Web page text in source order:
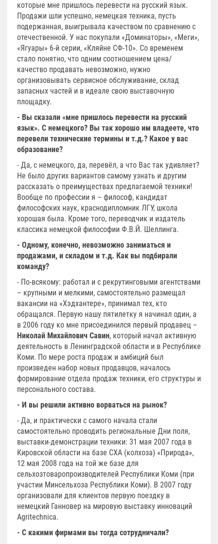
которые мне пришлось перевести на русский язык.
Продажи шли успешно, немецкая техника, пусть
подержанная, выигрывала качеством по сравнению с
отечественной. У нас покупали «Доминаторы», «Меги»,
«Ягуары» 6-й серии, «Кляйне СФ-10». Со временем
стало понятно, что одним соотношением цена/
качество продавать невозможно, нужно
организовывать сервисное обслуживание, склад
запасных частей и в идеале свою выставочную
площадку.
- Вы сказали «мне пришлось перевести на русский
язык». С немецкого? Вы так хорошо им владеете, что
перевели технические термины и т.д.? Какое у вас
образование?
- Да, с немецкого, да, перевёл, а что Вас так удивляет?
Не было других вариантов самому узнать и другим
рассказать о преимуществах предлагаемой техники!
Вообще по профессии я – философ, кандидат
философских наук, краснодипломник ЛГУ, школа
хорошая была. Кроме того, переводчик и издатель
классика немецкой философии Ф.В.Й. Шеллинга.
- Одному, конечно, невозможно заниматься и
продажами, и складом и т.д. Как вы подбирали
команду?
- По-всякому: работал и с рекрутинговыми агентствами
– крупными и мелкими, самостоятельно размещал
вакансии на «Хэдхантере», принимал тех, кто
обращался. Первую нашу пятилетку я начинал один, а
в 2006 году ко мне присоединился первый продавец –
Николай Михайлович Савин, который начал активную
деятельность в Ленинградской области и в Республике
Коми. По мере роста продаж и амбиций был
произведен набор новых продавцов, началось
формирование отдела продаж техники, его структуры и
персонального состава.
- И вы решили активно ворваться на рынок?
- Да, и практически с самого начала стали
самостоятельно проводить региональные Дни поля,
выставки-демонстрации техники: 31 мая 2007 года в
Кировской области на базе СХА (колхоза) «Природа»,
12 мая 2008 года на той же базе для
сельхозтоваропроизводителей Республики Коми (при
участии Минсельхоза Республики Коми). В 2007 году
организовали для клиентов первую поездку в
немецкий Ганновер на мировую выставку инноваций
Agritechnica.
- С какими фирмами вы тогда сотрудничали?